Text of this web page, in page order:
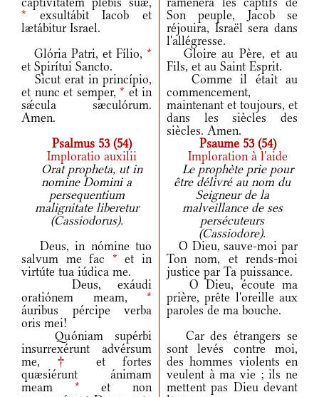
* exsultábit Iacob et
lætábitur Israel.
Son peuple, Jacob se
réjouira, Israël sera dans
l'allégresse.
Glória Patri, et Fílio, *
et Spirítui Sancto.
Gloire au Père, et au
Fils, et au Saint Esprit.
Sicut erat in princípio,
et nunc et semper, * et in
sǽcula sæculórum.
Amen.
Comme il était au
commencement,
maintenant et toujours, et
dans les siècles des
siècles. Amen.
Psalmus 53 (54)
Psaume 53 (54)
Imploratio auxilii
Imploration à l'aide
Orat propheta, ut in
nomine Domini a
persequentium
malignitate liberetur
(Cassiodorus).
Le prophète prie pour
être délivré au nom du
Seigneur de la
malveillance de ses
persécuteurs
(Cassiodore).
Deus, in nómine tuo
salvum me fac * et in
virtúte tua iúdica me.
O Dieu, sauve-moi par
Ton nom, et rends-moi
justice par Ta puissance.
Deus, exáudi
oratiónem meam, *
áuribus pércipe verba
oris mei!
O Dieu, écoute ma
prière, prête l'oreille aux
paroles de ma bouche.
Quóniam supérbi
insurrexérunt advérsum
me, †
et fortes
quæsiérunt ánimam
meam * et non
Car des étrangers se
sont levés contre moi,
des hommes violents en
veulent à ma vie ; ils ne
mettent pas Dieu devant